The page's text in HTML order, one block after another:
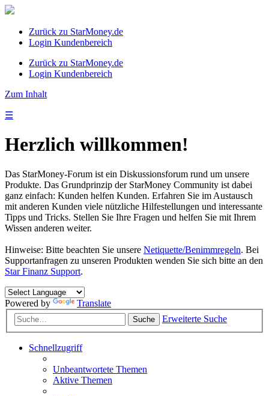
Zurück zu StarMoney.de
Login Kundenbereich
Zurück zu StarMoney.de
Login Kundenbereich
Zum Inhalt
☰
Herzlich willkommen!
Das StarMoney-Forum ist ein Diskussionsforum rund um unsere
Produkte. Das Grundprinzip der StarMoney Community ist dabei
ganz einfach: Kunden helfen Kunden. Erfahren Sie im Austausch
mit anderen Kunden viele nützliche Hilfestellungen und interessante
Tipps und Tricks. Stellen Sie Ihre Fragen und helfen Sie mit Ihrem
Wissen anderen weiter.
Hinweise: Bitte beachten Sie unsere Netiquette/Benimmregeln. Bei
Supportanfragen zu unseren Produkten wenden Sie sich bitte an den
Star Finanz Support.
Powered by Translate
Suche Erweiterte Suche
Schnellzugriff
Unbeantwortete Themen
Aktive Themen